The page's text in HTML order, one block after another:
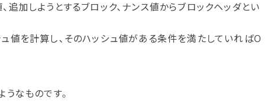
追加しようとするブロック、ナンス値からブロックヘッダとい
値を計算し、そのハッシュ値がある条件を満たしていればO
なものです。